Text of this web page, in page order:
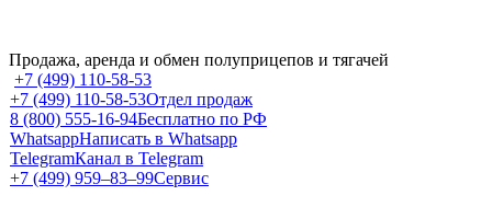
Продажа, аренда и обмен полуприцепов и тягачей
+7 (499) 110-58-53
+7 (499) 110-58-53Отдел продаж
8 (800) 555-16-94Бесплатно по РФ
WhatsappНаписать в Whatsapp
TelegramКанал в Telegram
+7 (499) 959‒83‒99Сервис